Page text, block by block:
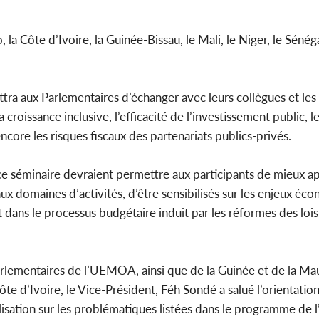
Côte d’Ivoire, la Guinée-Bissau, le Mali, le Niger, le
aux Parlementaires d’échanger avec leurs collègues et
inclusive, l’efficacité de l’investissement public,
les risques fiscaux des partenariats publics-privés.
séminaire devraient permettre aux participants de mieux
domaines d’activités, d’être sensibilisés sur les enjeux
le processus budgétaire induit par les réformes des
de l’UEMOA, ainsi que de la Guinée et de la
d’Ivoire, le Vice-Président, Féh Sondé a salué
sur les problématiques listées dans le programme de